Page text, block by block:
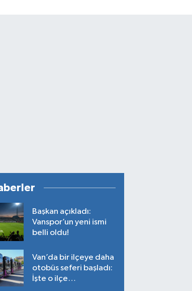
Başkan açıkladı:
Vanspor’un yeni ismi
belli oldu!
Van’da bir ilçeye daha
otobüs seferi başladı:
İşte o ilçe…